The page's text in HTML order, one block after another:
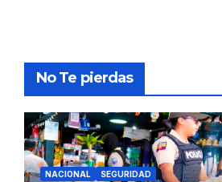
No Te pierdas
NACIONAL SEGURIDAD